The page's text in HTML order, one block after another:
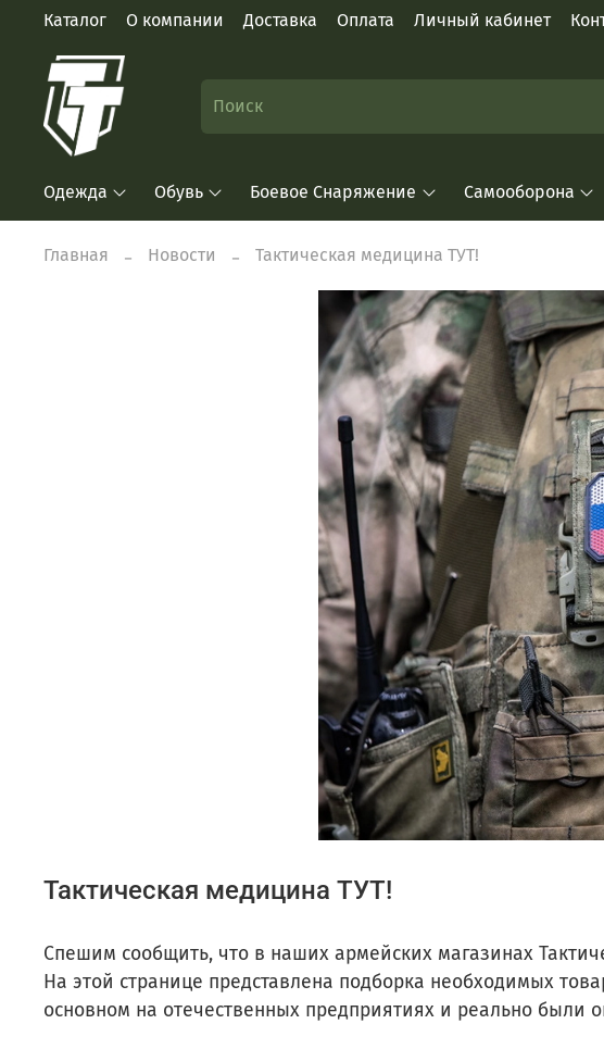
Каталог О компании Доставка Оплата Личный кабинет
Одежда Обувь Боевое Снаряжение Самооборона
Главная Новости Тактическая медицина ТУТ!
Тактическая медицина ТУТ!
Спешим сообщить, что в наших армейских магазинах
На этой странице представлена подборка необходимых
основном на отечественных предприятиях и реально были